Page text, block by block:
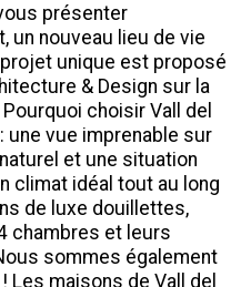
présenter
un nouveau lieu de vie
unique est proposé
& Design sur la
choisir Vall del
une vue imprenable sur
et une situation
climat idéal tout au long
de luxe douillettes,
chambres et leurs
sommes également
Les maisons de Vall del